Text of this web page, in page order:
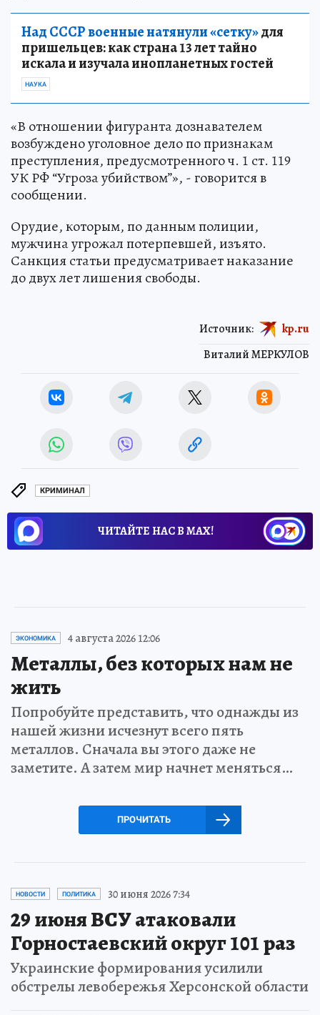
Над СССР военные натянули «сетку»для
пришельцев: как страна 13 лет тайно
искала и изучала инопланетных гостей
НАУКА
«В отношении фигуранта дознавателем
возбуждено уголовное дело по признакам
преступления, предусмотренного ч. 1 ст. 119
УК РФ “Угроза убийством”», - говорится в
сообщении.
Орудие, которым, по данным полиции,
мужчина угрожал потерпевшей, изъято.
Санкция статьи предусматривает наказание
до двух лет лишения свободы.
Виталий МЕРКУЛОВ
Источник: kp.ru
КРИМИНАЛ
ЧИТАЙТЕ НАС В МАХ!
ЭКОНОМИКА 4 августа 2026 12:06
Металлы, без которых нам не
жить
Попробуйте представить, что однажды из
нашей жизни исчезнут всего пять
металлов. Сначала вы этого даже не
заметите. А затем мир начнет меняться…
ПРОЧИТАТЬ
НОВОСТИ ПОЛИТИКА 30 июня 2026 7:34
29 июня ВСУ атаковали
Горностаевский округ 101 раз
Украинские формирования усилили
обстрелы левобережья Херсонской области